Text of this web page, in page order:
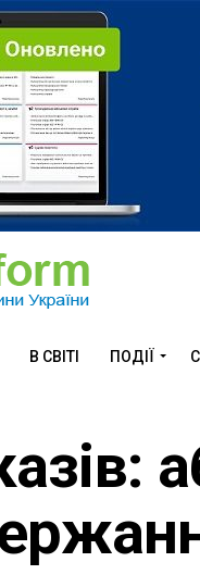
В СВІТІ ПОДІЇ